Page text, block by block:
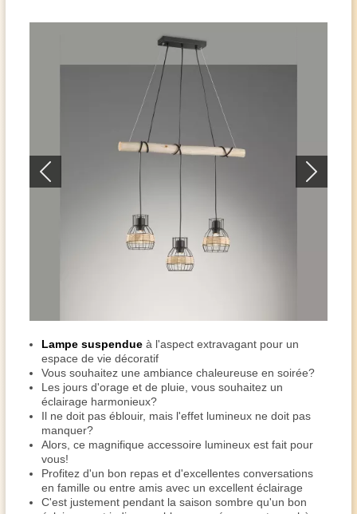
Lampe suspendue à l'aspect extravagant pour un
espace de vie décoratif
Vous souhaitez une ambiance chaleureuse en soirée?
Les jours d'orage et de pluie, vous souhaitez un
éclairage harmonieux?
Il ne doit pas éblouir, mais l'effet lumineux ne doit pas
manquer?
Alors, ce magnifique accessoire lumineux est fait pour
vous!
Profitez d'un bon repas et d'excellentes conversations
en famille ou entre amis avec un excellent éclairage
C'est justement pendant la saison sombre qu'un bon